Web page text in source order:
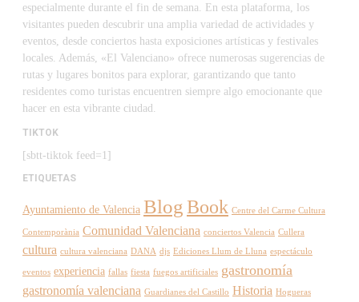
especialmente durante el fin de semana. En esta plataforma, los
visitantes pueden descubrir una amplia variedad de actividades y
eventos, desde conciertos hasta exposiciones artísticas y festivales
locales. Además, «El Valenciano» ofrece numerosas sugerencias de
rutas y lugares bonitos para explorar, garantizando que tanto
residentes como turistas encuentren siempre algo emocionante que
hacer en esta vibrante ciudad.
TIKTOK
[sbtt-tiktok feed=1]
ETIQUETAS
Ayuntamiento de Valencia BlogBook Centre del Carme Cultura
Contemporània Comunidad Valenciana conciertos Valencia Cullera
cultura cultura valenciana DANA djs Ediciones Llum de Lluna espectáculo
eventos experiencia fallas fiesta fuegos artificiales gastronomía
gastronomía valenciana Guardianes del Castillo Historia Hogueras